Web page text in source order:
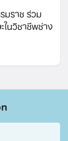
มราช ร่วม
นวิชาชีพช่าง